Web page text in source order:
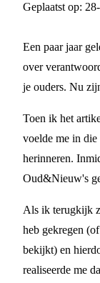
Geplaatst op:
Een paar jaar
over
je ouders. Nu
Toen ik het
voelde me in
herinneren.
Oud&Nieuw's
Als ik terugkijk
heb gekregen
bekijkt) en
realiseerde me